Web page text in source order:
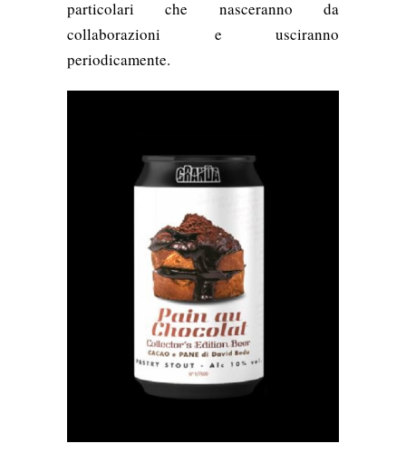
particolari che nasceranno da
collaborazioni e usciranno
periodicamente.